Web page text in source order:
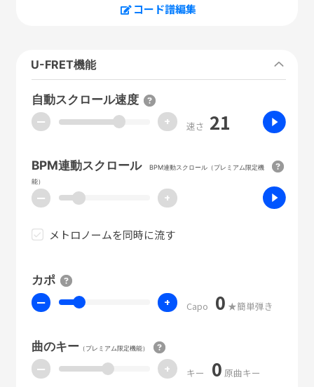
コード譜編集
U-FRET機能
自動スクロール速度
ー + 速さ 21
BPM連動スクロール
BPM連動スクロール（プレミアム限定機
能）
ー +
メトロノームを同時に流す
カポ
ー + Capo 0 ★簡単弾き
曲のキー（プレミアム限定機能）
ー + キー 0 原曲キー